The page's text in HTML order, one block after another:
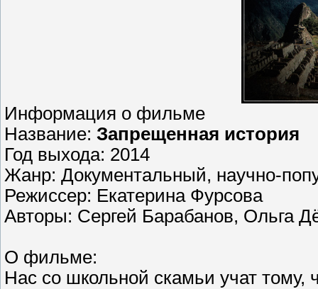
Информация о фильме
Название: Запрещенная история
Год выхода: 2014
Жанр: Документальный, научно-
Режиссер: Екатерина Фурсова
Авторы: Сергей Барабанов, Ольга
О фильме:
Нас со школьной скамьи учат тому,